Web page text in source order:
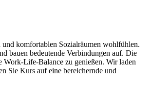
komfortablen Sozialräumen wohlfühlen.
bauen bedeutende Verbindungen auf. Die
Work-Life-Balance zu genießen. Wir laden
Sie Kurs auf eine bereichernde und